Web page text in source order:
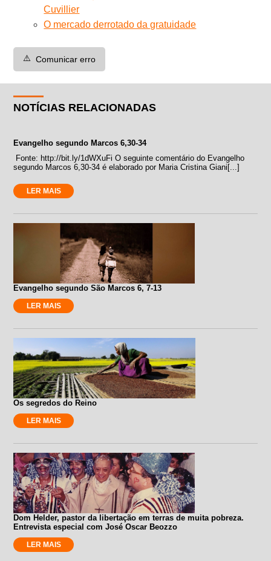
Cuvillier
O mercado derrotado da gratuidade
⚠️ Comunicar erro
NOTÍCIAS RELACIONADAS
Evangelho segundo Marcos 6,30-34
Fonte: http://bit.ly/1dWXuFi O seguinte comentário do Evangelho
segundo Marcos 6,30-34 é elaborado por Maria Cristina Giani[...]
LER MAIS
Evangelho segundo São Marcos 6, 7-13
LER MAIS
Os segredos do Reino
LER MAIS
Dom Helder, pastor da libertação em terras de muita pobreza.
Entrevista especial com José Oscar Beozzo
LER MAIS